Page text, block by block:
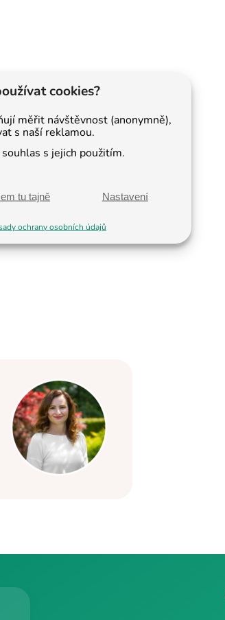
cookies?
měřit návštěvnost (anonymně),
s naší reklamou.
souhlas s jejich použitím.
tu tajně Nastavení
ochrany osobních údajů